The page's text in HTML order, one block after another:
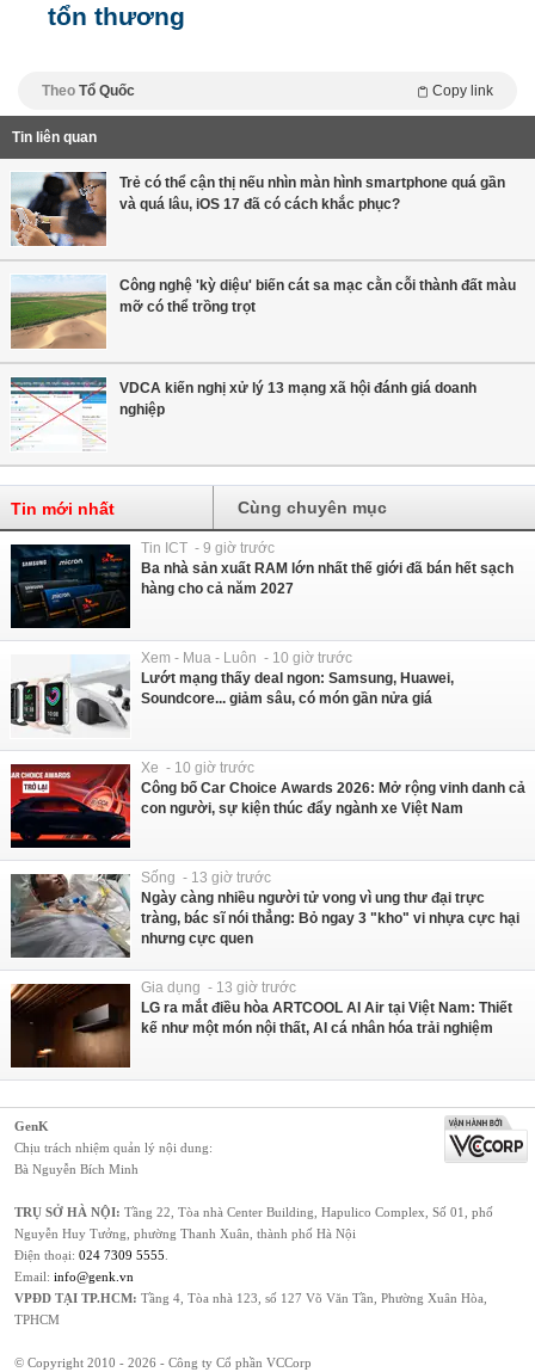
tổn thương
Theo Tổ Quốc Copy link
Tin liên quan
Trẻ có thể cận thị nếu nhìn màn hình smartphone quá gần
và quá lâu, iOS 17 đã có cách khắc phục?
Công nghệ 'kỳ diệu' biến cát sa mạc cằn cỗi thành đất màu
mỡ có thể trồng trọt
VDCA kiến nghị xử lý 13 mạng xã hội đánh giá doanh
nghiệp
Tin mới nhất Cùng chuyên mục
Tin ICT - 9 giờ trước
Ba nhà sản xuất RAM lớn nhất thế giới đã bán hết sạch
hàng cho cả năm 2027
Xem - Mua - Luôn - 10 giờ trước
Lướt mạng thấy deal ngon: Samsung, Huawei,
Soundcore... giảm sâu, có món gần nửa giá
Xe - 10 giờ trước
Công bố Car Choice Awards 2026: Mở rộng vinh danh cả
con người, sự kiện thúc đẩy ngành xe Việt Nam
Sống - 13 giờ trước
Ngày càng nhiều người tử vong vì ung thư đại trực
tràng, bác sĩ nói thẳng: Bỏ ngay 3 "kho" vi nhựa cực hại
nhưng cực quen
Gia dụng - 13 giờ trước
LG ra mắt điều hòa ARTCOOL AI Air tại Việt Nam: Thiết
kế như một món nội thất, AI cá nhân hóa trải nghiệm
GenK
Chịu trách nhiệm quản lý nội dung:
Bà Nguyễn Bích Minh
TRỤ SỞ HÀ NỘI: Tầng 22, Tòa nhà Center Building, Hapulico Complex, Số 01, phố
Nguyễn Huy Tưởng, phường Thanh Xuân, thành phố Hà Nội
Điện thoại: 024 7309 5555
Email: info@genk.vn
VPĐD TẠI TP.HCM: Tầng 4, Tòa nhà 123, số 127 Võ Văn Tần, Phường Xuân Hòa,
TPHCM
© Copyright 2010 - 2026 - Công ty Cổ phần VCCorp